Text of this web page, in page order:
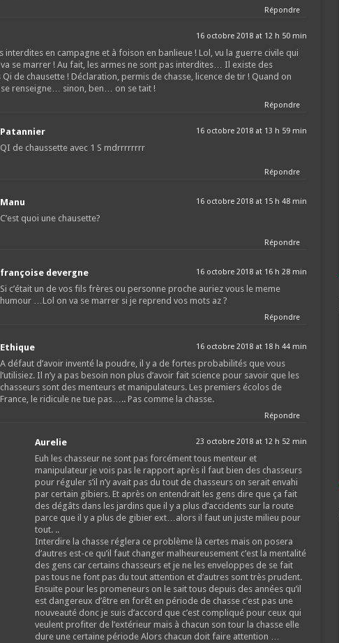
Répondre
16 octobre 2018 at 12 h 50 min
interdites en campagne et à foison en banlieue ! Lol, vu la guerre civile qui
se marrer ! Au fait, les armes ne sont pas interdites… Il existe des
Qi de chausette ! Déclaration, permis de chasse, licence de tir ! Quand on
renseigne… sinon, ben… on se tait !
Répondre
Patannier 16 octobre 2018 at 13 h 59 min
QI de chaussette avec 1 S mdrrrrrrrr
Répondre
Manu 16 octobre 2018 at 15 h 48 min
C’est quoi une chausette?
Répondre
françoise devergne 16 octobre 2018 at 16 h 28 min
Si c’était un de vos fils frères ou personne proche auriez vous le meme
humour …Lol on va se marrer si je reprend vos mots az ?
Répondre
Ethique 16 octobre 2018 at 18 h 44 min
A défaut d’avoir inventé la poudre, il y a de fortes probabilités que vous
l’utilisiez. Il n’y a pas besoin non plus d’avoir fait science pour savoir que les
chasseurs sont des menteurs et manipulateurs. Les premiers écolos de
France, le ridicule ne tue pas….. Pas comme la chasse.
Répondre
Aurelie 23 octobre 2018 at 12 h 52 min
Euh les chasseur ne sont pas forcément tous menteur et
manipulateur je vois pas le rapport après il faut bien des chasseurs
pour réguler s’il n’y avait pas du tout de chasseurs on serait envahi
par certain gibiers. Et après on entendrait les gens dire que ça fait
des dégâts dans les jardins que il y a plus d’accidents sur la route
parce que il y a plus de gibier ext…alors il faut un juste milieu pour
tout. ..
Interdire la chasse réglera ce problème là certes mais on posera
d’autres est-ce qu’il faut changer malheureusement c’est la mentalité
des gens car certains chasseurs et je ne les enveloppes de se fait
pas tous ne font pas du tout attention et d’autres sont très prudent.
Ensuite pour les promeneurs on le sait tous depuis des années qu’il
est dangereux d’être en forêt en période de chasse c’est pas une
nouveauté donc je suis d’accord que c’est compliqué pour ceux qui
veulent profiter de l’extérieur mais à chacun son tour la chasse elle
dure une certaine période Alors chacun doit faire attention …